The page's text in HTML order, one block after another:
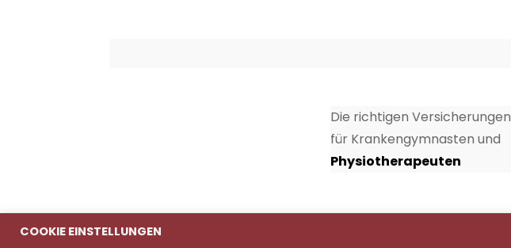
Die richtigen Versicherungen
für Krankengymnasten und
Physiotherapeuten
COOKIE EINSTELLUNGEN